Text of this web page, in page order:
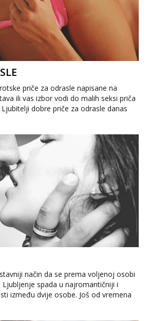
priče za odrasle napisane na
ili vas izbor vodi do malih seksi priča
dobre priče za odrasle danas
način da se prema voljenoj osobi
Ljubljenje spada u najromantičniji i
između dvije osobe. Još od vremena